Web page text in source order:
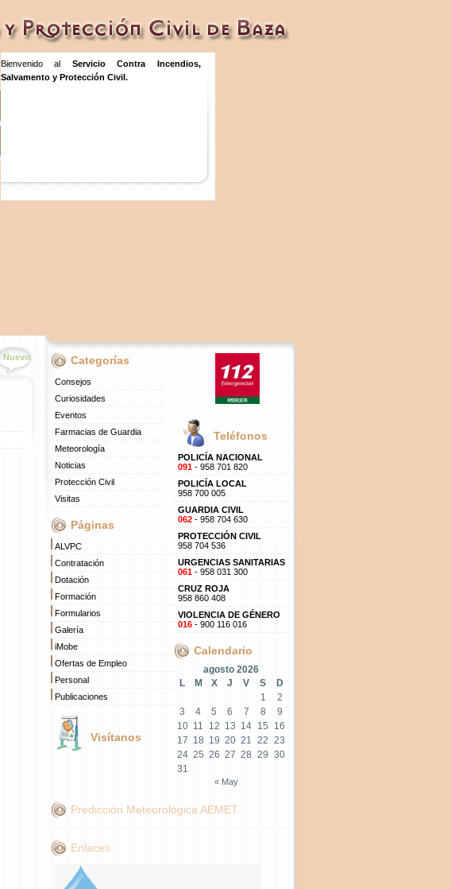
Bienvenido al Servicio Contra Incendios,
Salvamento y Protección Civil.
Nuevo Categorías
Consejos
Curiosidades
Eventos
Farmacias de Guardia
Meteorología
Noticias
Protección Civil
Visitas
Páginas
ALVPC
Contratación
Dotación
Formación
Formularios
Galería
iMobe
Ofertas de Empleo
Personal
Publicaciones
Visítanos
Teléfonos
POLICÍA NACIONAL
091- 958 701 820
POLICÍA LOCAL
958 700 005
GUARDIA CIVIL
062- 958 704 630
PROTECCIÓN CIVIL
958 704 536
URGENCIAS SANITARIAS
061- 958 031 300
CRUZ ROJA
958 860 408
VIOLENCIA DE GÉNERO
016- 900 116 016
Calendario
agosto 2026
L
M X J V S
D
1
2
3
4 5 6 7 8
9
10 11 12 13 14 15
16
17 18 19 20 21 22 23
24 25 26 27 28 29 30
31
« May
Predicción Meteorológica AEMET
Enlaces